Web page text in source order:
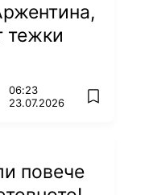
тежки
06:23
23.07.2026
add
повече